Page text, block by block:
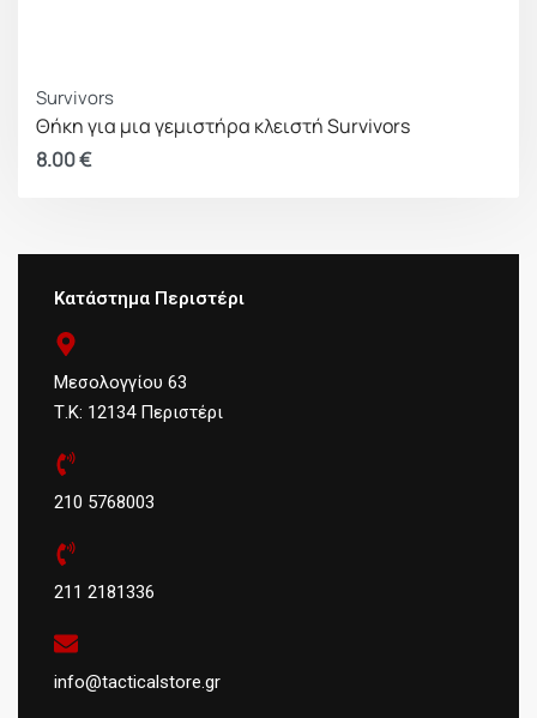
Survivors
Θήκη για μια γεμιστήρα κλειστή Survivors
8.00€
Κατάστημα Περιστέρι
Μεσολογγίου 63
Τ.Κ: 12134 Περιστέρι
210 5768003
211 2181336
info@tacticalstore.gr